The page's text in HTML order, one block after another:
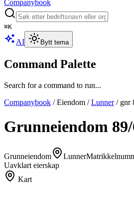
Companybook
⌘K
AI Bytt tema
Command Palette
Search for a command to run...
Companybook /Eiendom /Lunner/ gnr
Grunneiendom 89/
Grunneiendom Lunner
Uavklart eierskap
Kart